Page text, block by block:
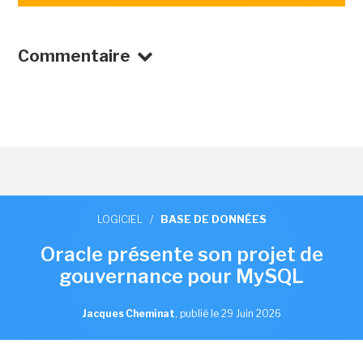
Commentaire
LOGICIEL / BASE DE DONNÉES
Oracle présente son projet de
gouvernance pour MySQL
Jacques Cheminat, publié le 29 Juin 2026